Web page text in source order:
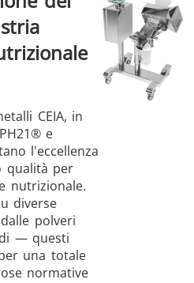
THS/G21
MD-SCOPE
CEIA, in
e
l'eccellenza
qualità per
nutrizionale.
diverse
polveri
— questi
una totale
normative